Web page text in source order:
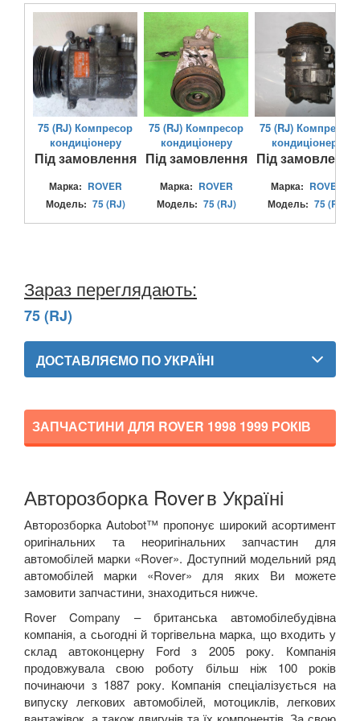
MITSUBISHI keyboard_arrow_down
NISSAN keyboard_arrow_down
OPEL keyboard_arrow_down
PEUGEOT keyboard_arrow_down
PORSCHE keyboard_arrow_down
RENAULT keyboard_arrow_down
45 (RT)
75 (RJ)
SEAT
SKODA
SMART keyboard_arrow_down
SUZUKI
TESLA keyboard_arrow_down
TOYOTA
VOLKSWAGEN keyboard_arrow_down
VOLVO keyboard_arrow_down
В наявності! keyboard_arrow_down
75 (RJ) Компресор
кондиціонеру
Під замовлення
Марка: ROVER
Модель: 75 (RJ)
75 (RJ) Компресор
кондиціонеру
Під замовлення
Марка: ROVER
Модель: 75 (RJ)
75 (RJ) Компресор
кондиціонеру
Під замовлення
Марка: ROVER
Модель: 75 (RJ)
Зараз переглядають:
75 (RJ)
ДОСТАВЛЯЄМО ПО УКРАЇНІ
ЗАПЧАСТИНИ ДЛЯ ROVER 1998 1999 РОКІВ
Авторозборка Roverв Україні
Авторозборка Autobot™ пропонує широкий асортимент
оригінальних та неоригінальних запчастин для
автомобілей марки «Rover». Доступний модельний ряд
автомобілей марки «Rover» для яких Ви можете
замовити запчастини, знаходиться нижче.
Rover
Company – британська автомобілебудівна
компанія, а сьогодні й торгівельна марка, що входить у
склад автоконцерну Ford
з 2005 року. Компанія
продовжувала свою роботу більш ніж 100 років
починаючи з 1887 року. Компанія спеціалізується на
випуску легкових автомобілей, мотоциклів, легкових